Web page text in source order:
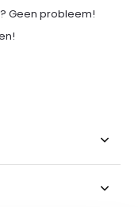
Geen probleem!